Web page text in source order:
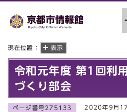
現在位置： 表示
令和元年度 第1回利
づくり部会
ページ番号275133 2020年9月